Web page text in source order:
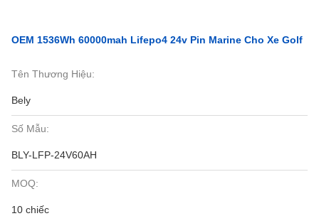
OEM 1536Wh 60000mah Lifepo4 24v Pin Marine Cho Xe Golf
Tên Thương Hiệu:
Bely
Số Mẫu:
BLY-LFP-24V60AH
MOQ:
10 chiếc